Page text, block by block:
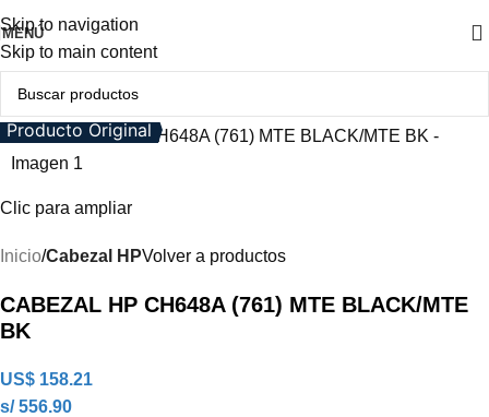
Skip to navigation
Skip to main content
MENÚ
Producto Original
Clic para ampliar
Inicio Cabezal HPVolver a productos
CABEZAL HP CH648A (761) MTE BLACK/MTE
BK
US$ 158.21
s/ 556.90